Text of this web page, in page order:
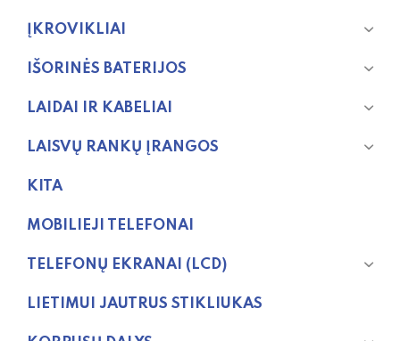
ĮKROVIKLIAI
IŠORINĖS BATERIJOS
LAIDAI IR KABELIAI
LAISVŲ RANKŲ ĮRANGOS
KITA
MOBILIEJI TELEFONAI
TELEFONŲ EKRANAI (LCD)
LIETIMUI JAUTRUS STIKLIUKAS